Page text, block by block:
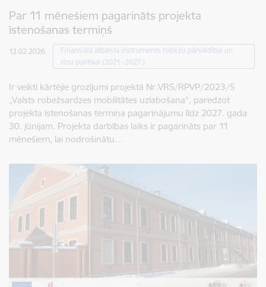
Par 11 mēnešiem pagarināts projekta
īstenošanas termiņš
12.02.2026.
Finansiālā atbalsta instruments robežu pārvaldībai un
vīzu politikai (2021.-2027.)
Ir veikti kārtējie grozījumi projektā Nr.VRS/RPVP/2023/5
„Valsts robežsardzes mobilitātes uzlabošana”, paredzot
projekta īstenošanas termiņa pagarinājumu līdz 2027. gada
30. jūnijam. Projekta darbības laiks ir pagarināts par 11
mēnešiem, lai nodrošinātu…